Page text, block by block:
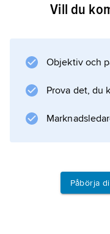
Fäderneslandet
1800-talets sista
och
hade då en
ex. på 1870-
Vill du
Objektiv och
Prova det, du
Påbörja